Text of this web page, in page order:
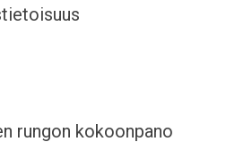
rungon kokoonpano